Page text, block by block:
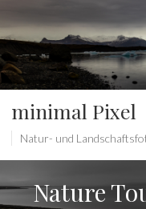
minimal Pixel
Natur- und
Nature